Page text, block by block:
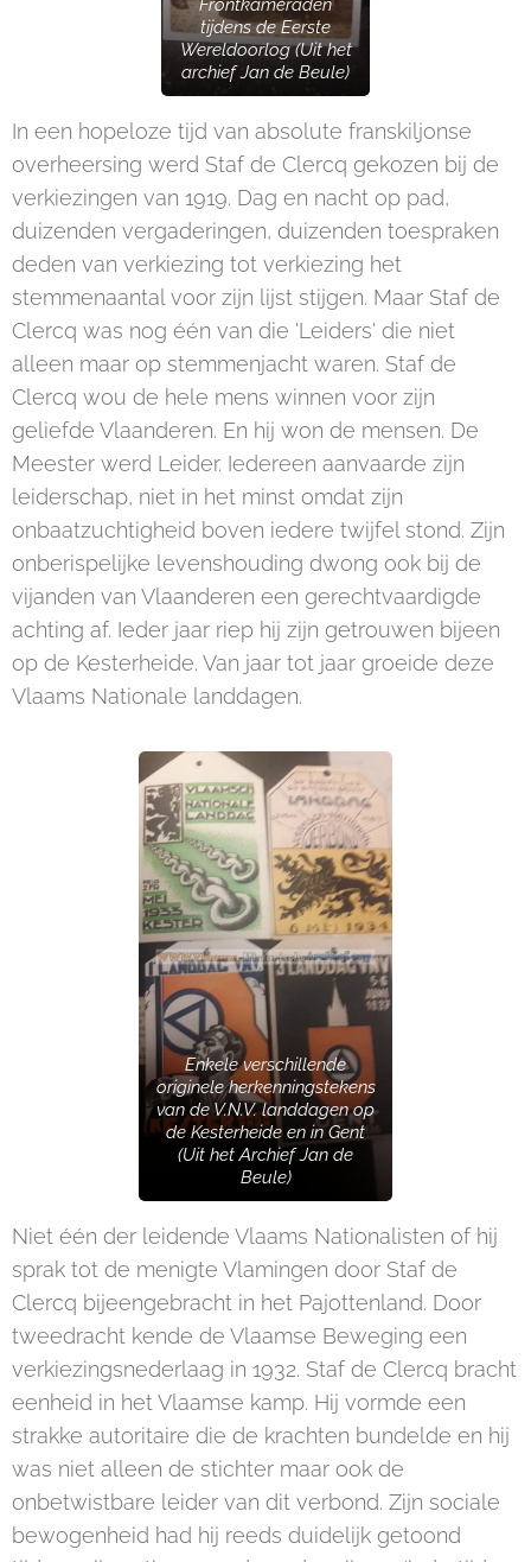
Frontkameraden
tijdens de Eerste
Wereldoorlog (Uit het
archief Jan de Beule)
In een hopeloze tijd van absolute franskiljonse
overheersing werd Staf de Clercq gekozen bij de
verkiezingen van 1919. Dag en nacht op pad,
duizenden vergaderingen, duizenden toespraken
deden van verkiezing tot verkiezing het
stemmenaantal voor zijn lijst stijgen. Maar Staf de
Clercq was nog één van die 'Leiders' die niet
alleen maar op stemmenjacht waren. Staf de
Clercq wou de hele mens winnen voor zijn
geliefde Vlaanderen. En hij won de mensen. De
Meester werd Leider. Iedereen aanvaarde zijn
leiderschap, niet in het minst omdat zijn
onbaatzuchtigheid boven iedere twijfel stond. Zijn
onberispelijke levenshouding dwong ook bij de
vijanden van Vlaanderen een gerechtvaardigde
achting af. Ieder jaar riep hij zijn getrouwen bijeen
op de Kesterheide. Van jaar tot jaar groeide deze
Vlaams Nationale landdagen.
Enkele verschillende
originele herkenningstekens
van de V.N.V. landdagen op
de Kesterheide en in Gent
(Uit het Archief Jan de
Beule)
Niet één der leidende Vlaams Nationalisten of hij
sprak tot de menigte Vlamingen door Staf de
Clercq bijeengebracht in het Pajottenland. Door
tweedracht kende de Vlaamse Beweging een
verkiezingsnederlaag in 1932. Staf de Clercq bracht
eenheid in het Vlaamse kamp. Hij vormde een
strakke autoritaire die de krachten bundelde en hij
was niet alleen de stichter maar ook de
onbetwistbare leider van dit verbond. Zijn sociale
bewogenheid had hij reeds duidelijk getoond